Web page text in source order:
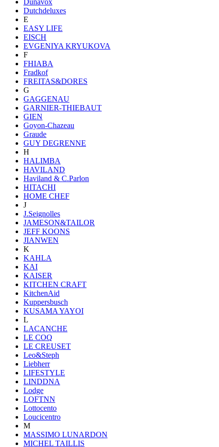
Dutchdeluxes
E
EASY LIFE
EISCH
EVGENIYA KRYUKOVA
F
FHIABA
Fradkof
FREITAS&DORES
G
GAGGENAU
GARNIER-THIEBAUT
GIEN
Goyon-Chazeau
Graude
GUY DEGRENNE
H
HALIMBA
HAVILAND
Haviland & C.Parlon
HITACHI
HOME CHEF
J
J.Seignolles
JAMESON&TAILOR
JEFF KOONS
JIANWEN
K
KAHLA
KAI
KAISER
KITCHEN CRAFT
KitchenAid
Kuppersbusch
KUSAMA YAYOI
L
LACANCHE
LE COQ
LE CREUSET
Leo&Steph
Liebherr
LIFESTYLE
LINDDNA
Lodge
LOFTNN
Lottocento
Loucicentro
M
MASSIMO LUNARDON
MICHEL TAILLIS